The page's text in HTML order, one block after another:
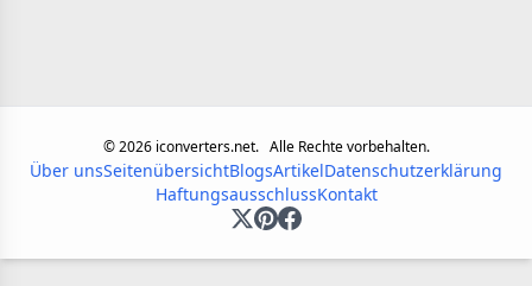
©2026iconverters.net. Alle Rechte vorbehalten.
Über unsSeitenübersichtBlogsArtikelDatenschutzerklärung
HaftungsausschlussKontakt